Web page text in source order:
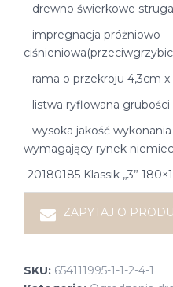
– drewno świerkowe
– impregnacja próżniowo-
– rama o przekroju 4,3cm x
– listwa ryflowana
– wysoka jakość
wymagający rynek
-20180185 Klassik „3”
ZAPYTAJ O
SKU: 654111995-1-1-2-4-1